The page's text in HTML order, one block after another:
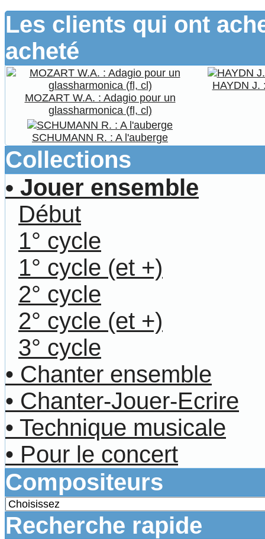
Les clients qui ont
acheté
MOZART W.A. : Adagio pour un
glassharmonica (fl, cl)
HAYDN J.
SCHUMANN R. : A l'auberge
Collections
• Jouer ensemble
Début
1° cycle
1° cycle (et +)
2° cycle
2° cycle (et +)
3° cycle
• Chanter ensemble
• Chanter-Jouer-Ecrire
• Technique musicale
• Pour le concert
Compositeurs
Recherche rapide